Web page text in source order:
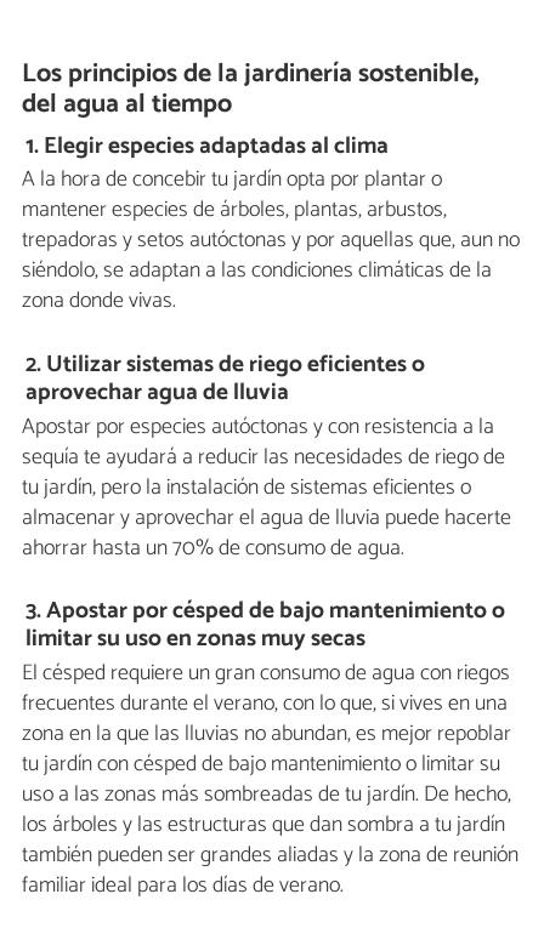
Los principios de la jardinería sostenible,
del agua al tiempo
1.Elegir especies adaptadas al clima
A la hora de concebir tu jardín opta por plantar o
mantener especies de árboles, plantas, arbustos,
trepadoras y setos autóctonas y por aquellas que, aun no
siéndolo, se adaptan a las condiciones climáticas de la
zona donde vivas.
2.Utilizar sistemas de riego eficientes o
aprovechar agua de lluvia
Apostar por especies autóctonas y con resistencia a la
sequía te ayudará a reducir las necesidades de riego de
tu jardín, pero la instalación de sistemas eficientes o
almacenar y aprovechar el agua de lluvia puede hacerte
ahorrar hasta un 70% de consumo de agua.
3.Apostar por césped de bajo mantenimiento o
limitar su uso en zonas muy secas
El césped requiere un gran consumo de agua con riegos
frecuentes durante el verano, con lo que, si vives en una
zona en la que las lluvias no abundan, es mejor repoblar
tu jardín con césped de bajo mantenimiento o limitar su
uso a las zonas más sombreadas de tu jardín. De hecho,
los árboles y las estructuras que dan sombra a tu jardín
también pueden ser grandes aliadas y la zona de reunión
familiar ideal para los días de verano.